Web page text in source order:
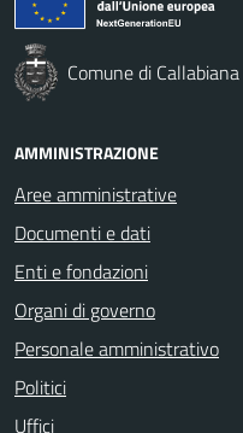
Comune di Callabiana
AMMINISTRAZIONE
Aree amministrative
Documenti e dati
Enti e fondazioni
Organi di governo
Personale amministrativo
Politici
Uffici